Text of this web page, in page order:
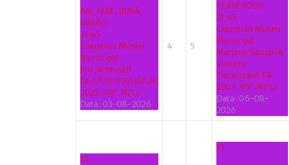
PAI, MÃE, IRMÃ,
IRMÃO
21:45
Claustros Museu
Municipal
Jim Jarmusch.
DE/IT/IE/FR/US/UK:
2025. 110’. M/12
Data : 03-08-2026
4 5
PERSÉPOLIS
21:45
Claustros Museu
Municipal
Marjane Satrapi &
Vincent
Paronnaud. FR:
2007. 95'. M/ 12
Data : 06-08-
2026
10
13
/
da
Login